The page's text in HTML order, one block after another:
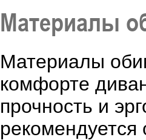
Материалы
Материалы
комфорте
прочность и